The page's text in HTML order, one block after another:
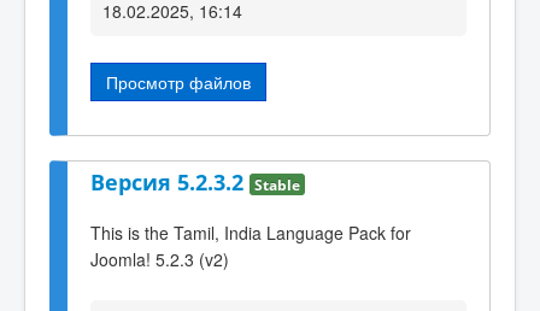
18.02.2025, 16:14
Просмотр файлов
Версия 5.2.3.2 Stable
This is the Tamil, India Language Pack for
Joomla! 5.2.3 (v2)